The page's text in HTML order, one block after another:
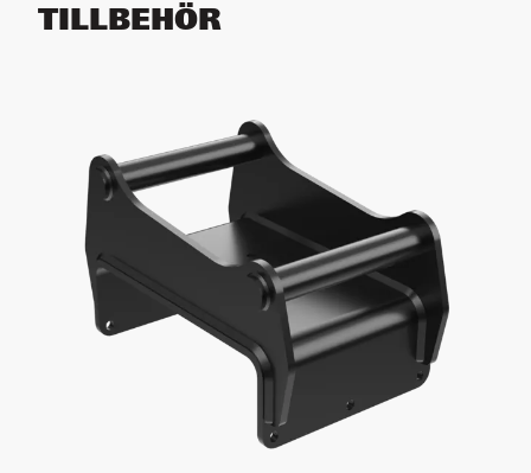
TILLBEHÖR